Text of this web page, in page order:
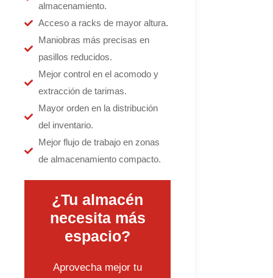
almacenamiento.
Acceso a racks de mayor altura.
Maniobras más precisas en
pasillos reducidos.
Mejor control en el acomodo y
extracción de tarimas.
Mayor orden en la distribución
del inventario.
Mejor flujo de trabajo en zonas
de almacenamiento compacto.
¿Tu almacén
necesita más
espacio?
Aprovecha mejor tu